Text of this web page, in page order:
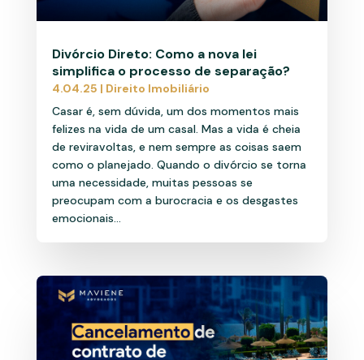
Divórcio Direto: Como a nova lei
simplifica o processo de separação?
4.04.25 | Direito Imobiliário
Casar é, sem dúvida, um dos momentos mais
felizes na vida de um casal. Mas a vida é cheia
de reviravoltas, e nem sempre as coisas saem
como o planejado. Quando o divórcio se torna
uma necessidade, muitas pessoas se
preocupam com a burocracia e os desgastes
emocionais...